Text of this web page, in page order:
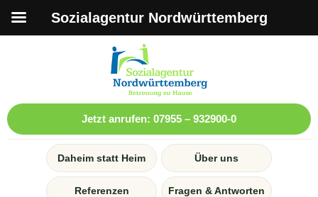
Jetzt anrufen: 07955 – 932900-0
Daheim statt Heim Über uns
Referenzen Fragen & Antworten
Sozialagentur Nordwürttemberg